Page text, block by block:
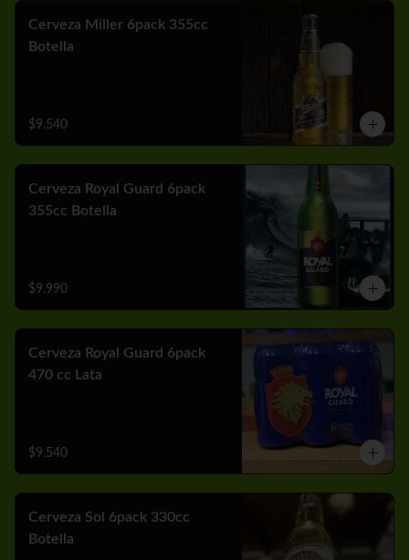
Cerveza Miller 6pack 355cc
Botella
$9.540
Cerveza Royal Guard 6pack
355cc Botella
$9.990
Cerveza Royal Guard 6pack
470 cc Lata
$9.540
Cerveza Sol 6pack 330cc
Botella